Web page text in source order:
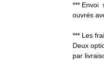
*** Envoi
ouvrés
*** Les
Deux
par